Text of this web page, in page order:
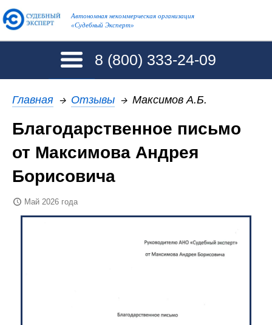
Автономная некоммерческая организация
«Судебный Эксперт»
8 (800) 333-24-09
Главная → Отзывы → Максимов А.Б.
Благодарственное письмо
от Максимова Андрея
Борисовича
Май 2026 года